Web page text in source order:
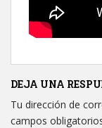
DEJA UNA
Tu dirección de
campos